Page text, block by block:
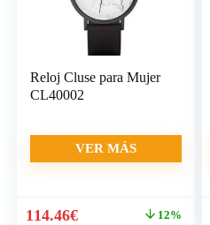
Reloj Cluse para Mujer
CL40002
VER MÁS
El
114.46€El
12%